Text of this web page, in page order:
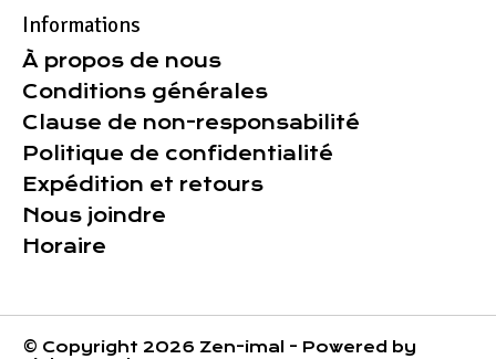
Informations
À propos de nous
Conditions générales
Clause de non-responsabilité
Politique de confidentialité
Expédition et retours
Nous joindre
Horaire
© Copyright 2026 Zen-imal - Powered by